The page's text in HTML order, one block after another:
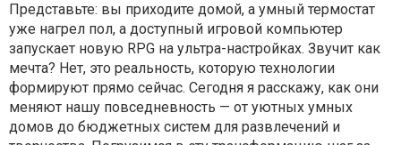
Представьте: вы приходите домой, а умный термостат
уже нагрел пол, а доступный игровой компьютер
запускает новую RPG на ультра-настройках. Звучит как
мечта? Нет, это реальность, которую технологии
формируют прямо сейчас. Сегодня я расскажу, как они
меняют нашу повседневность — от уютных умных
домов до бюджетных систем для развлечений и